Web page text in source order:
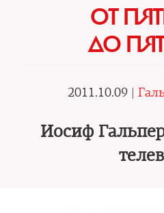
ОТ
ДО
2011.10.09 |
Иосиф